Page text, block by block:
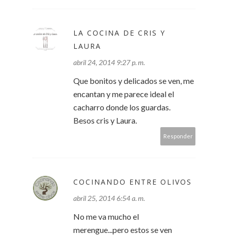
LA COCINA DE CRIS Y
LAURA
abril 24, 2014 9:27 p. m.
Que bonitos y delicados se ven, me
encantan y me parece ideal el
cacharro donde los guardas.
Besos cris y Laura.
Responder
COCINANDO ENTRE OLIVOS
abril 25, 2014 6:54 a. m.
No me va mucho el
merengue...pero estos se ven